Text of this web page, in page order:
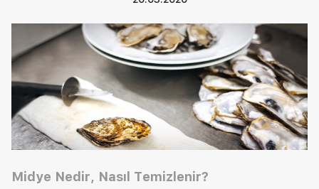
Midye Nedir, Nasıl Temizlenir?